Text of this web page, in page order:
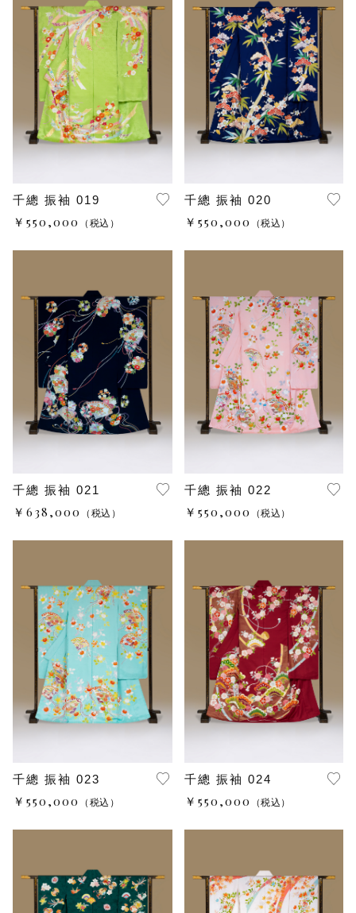
千總 振袖 019
￥550,000 （税込）
千總 振袖 020
￥550,000 （税込）
千總 振袖 021
￥638,000 （税込）
千總 振袖 022
￥550,000 （税込）
千總 振袖 023
￥550,000 （税込）
千總 振袖 024
￥550,000 （税込）